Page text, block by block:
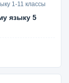
1-11 классы
языку 5